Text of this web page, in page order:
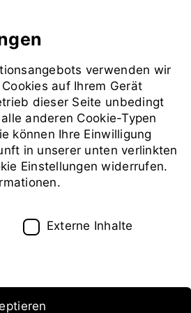
Zur Website der OTH
FAKULTÄT MASCHINENBAU
Auszeichnung
Am
dotierten Wissenschaftspreis
Die Preisverleihung hat im
verwenden wir
auf Ihrem Gerät
dieser Seite unbedingt
anderen Cookie-Typen
können Ihre Einwilligung
in unserer unten verlinkten
Einstellungen widerrufen.
Externe Inhalte